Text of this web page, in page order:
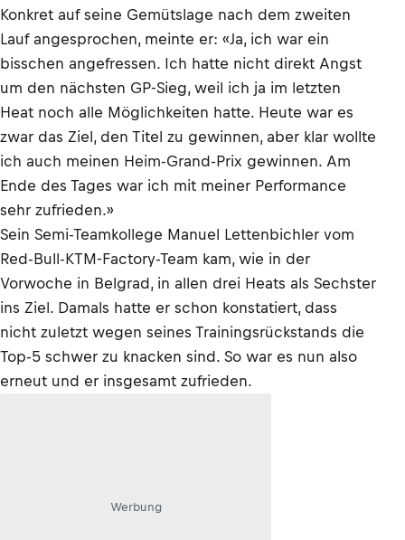
Konkret auf seine Gemütslage nach dem zweiten
Lauf angesprochen, meinte er: «Ja, ich war ein
bisschen angefressen. Ich hatte nicht direkt Angst
um den nächsten GP-Sieg, weil ich ja im letzten
Heat noch alle Möglichkeiten hatte. Heute war es
zwar das Ziel, den Titel zu gewinnen, aber klar wollte
ich auch meinen Heim-Grand-Prix gewinnen. Am
Ende des Tages war ich mit meiner Performance
sehr zufrieden.»
Sein Semi-Teamkollege Manuel Lettenbichler vom
Red-Bull-KTM-Factory-Team kam, wie in der
Vorwoche in Belgrad, in allen drei Heats als Sechster
ins Ziel. Damals hatte er schon konstatiert, dass
nicht zuletzt wegen seines Trainingsrückstands die
Top-5 schwer zu knacken sind. So war es nun also
erneut und er insgesamt zufrieden.
Werbung